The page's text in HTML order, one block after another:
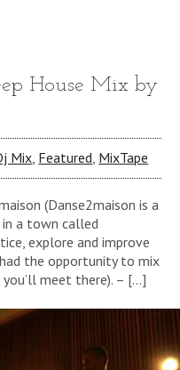
House Mix by
Mix, Featured, MixTape
(Danse2maison is a
in a town called
explore and improve
the opportunity to mix
meet there). – […]